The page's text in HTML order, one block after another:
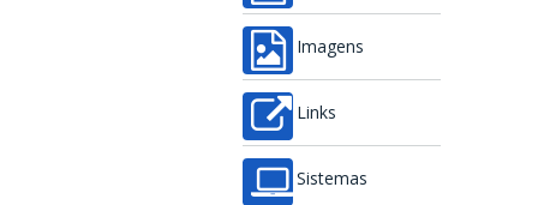
Imagens
Links
Sistemas